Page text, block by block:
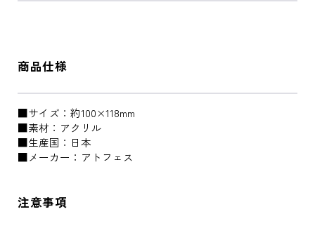
商品仕様
■サイズ：約100×118mm
■素材：アクリル
■生産国：日本
■メーカー：アトフェス
注意事項